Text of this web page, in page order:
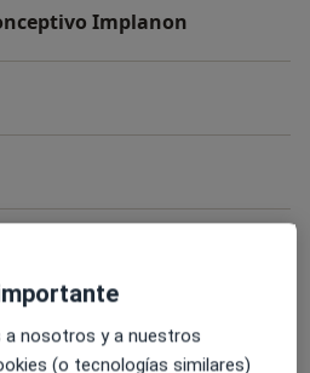
Implanon
a nosotros y a nuestros
(o tecnologías similares)